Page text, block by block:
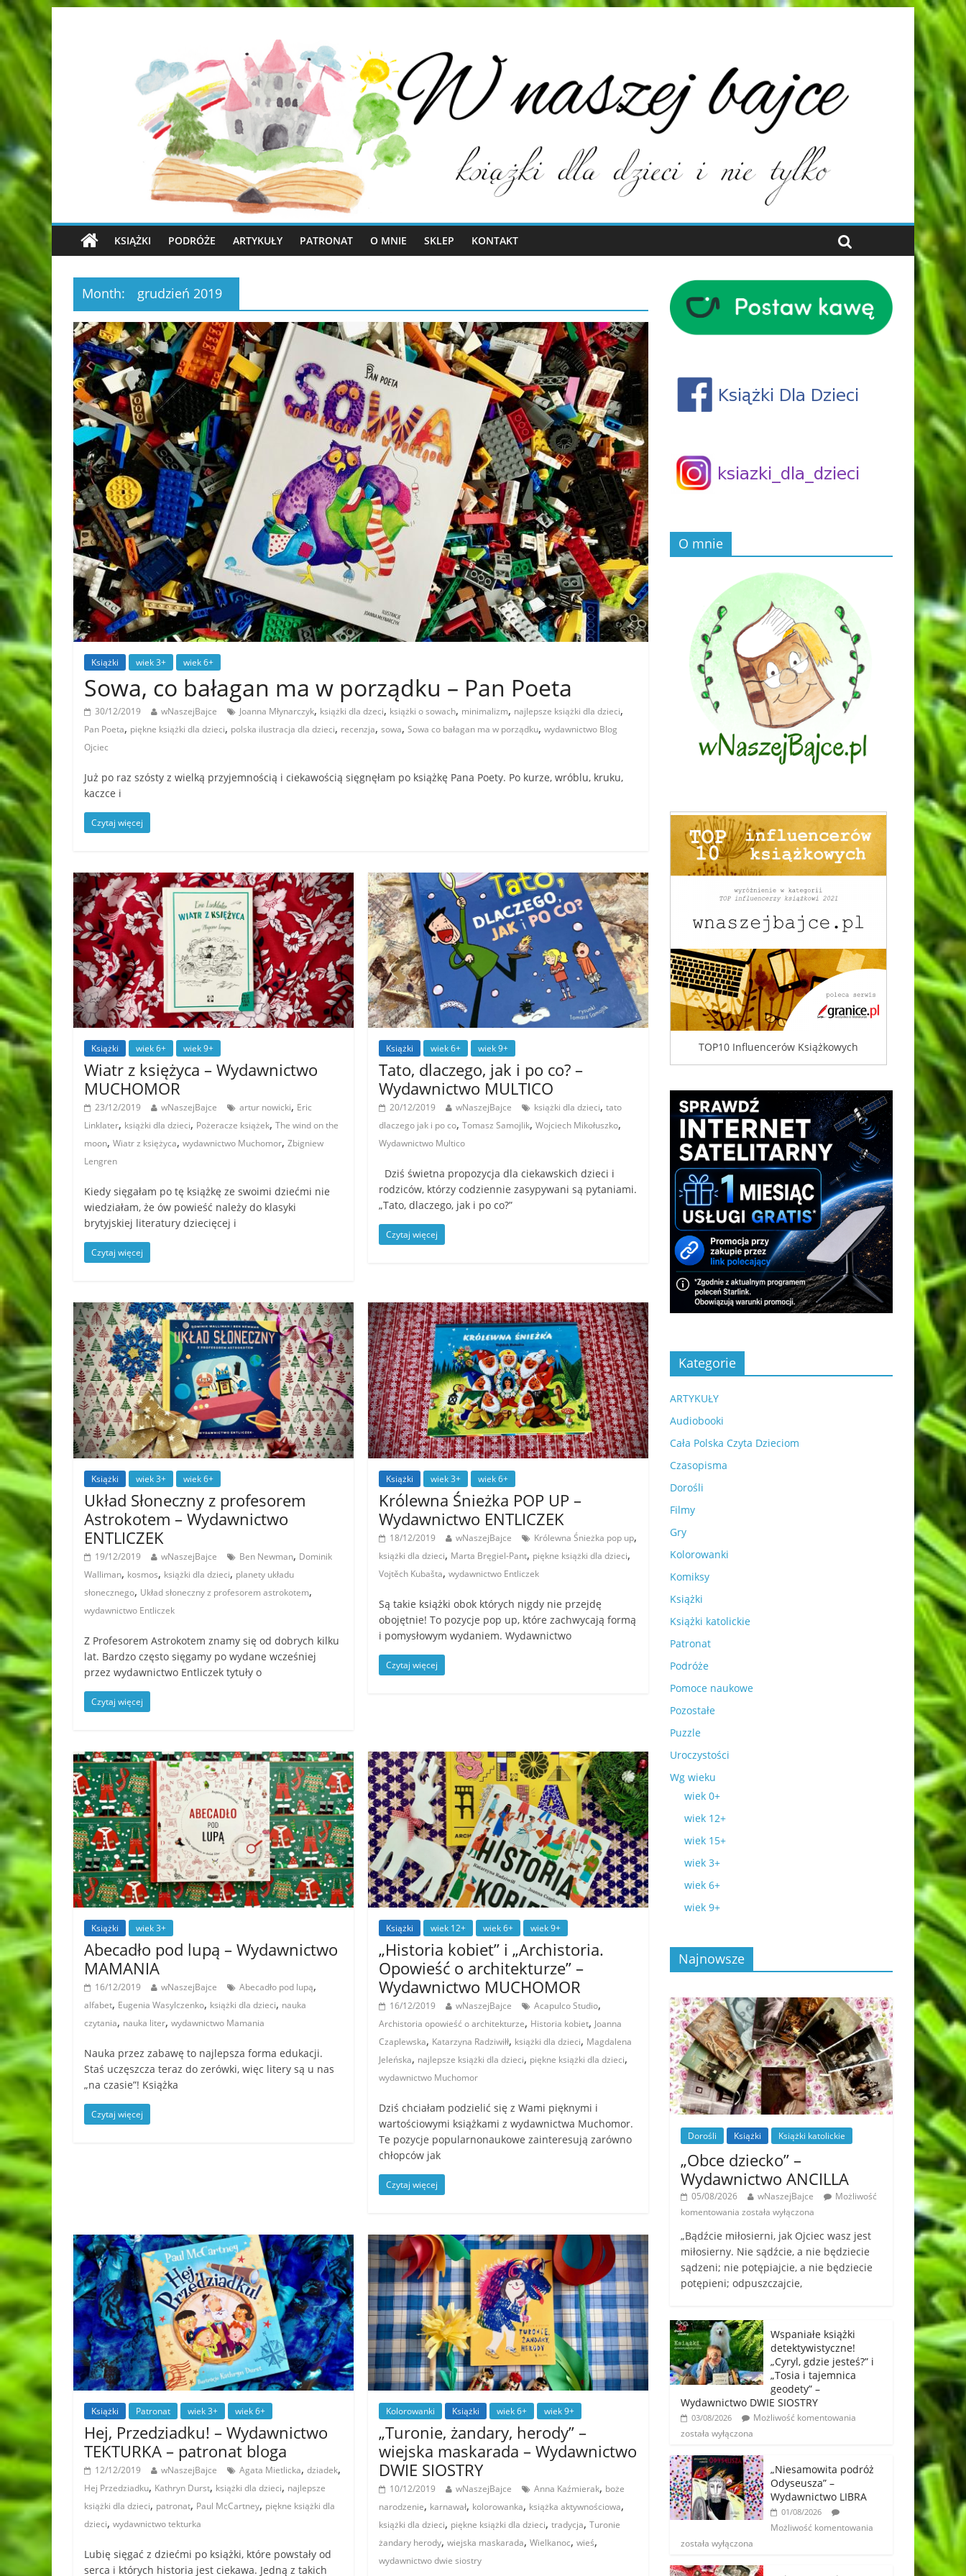
KSIĄŻKI PODRÓŻE ARTYKUŁY PATRONAT O MNIE SKLEP KONTAKT
Month: grudzień 2019
Książki wiek 3+ wiek 6+
Sowa, co bałagan ma w porządku – Pan Poeta
30/12/2019 wNaszejBajce Joanna Młynarczyk, książki dla dzeci, książki o sowach, minimalizm, najlepsze książki dla dzieci,
Pan Poeta, piękne książki dla dzieci, polska ilustracja dla dzieci, recenzja, sowa, Sowa co bałagan ma w porządku, wydawnictwo Blog
Ojciec
Już po raz szósty z wielką przyjemnością i ciekawością sięgnęłam po książkę Pana Poety. Po kurze, wróblu, kruku,
kaczce i
Czytaj więcej
Książki wiek 6+ wiek 9+
Wiatr z księżyca – Wydawnictwo
MUCHOMOR
23/12/2019 wNaszejBajce artur nowicki, Eric
Linklater, książki dla dzieci, Pożeracze książek, The wind on the
moon, Wiatr z księżyca, wydawnictwo Muchomor, Zbigniew
Lengren
Kiedy sięgałam po tę książkę ze swoimi dziećmi nie
wiedziałam, że ów powieść należy do klasyki
brytyjskiej literatury dziecięcej i
Czytaj więcej
Książki wiek 6+ wiek 9+
Tato, dlaczego, jak i po co? –
Wydawnictwo MULTICO
20/12/2019 wNaszejBajce książki dla dzieci,tato
dlaczego jak i po co,Tomasz Samojlik,Wojciech Mikołuszko,
Wydawnictwo Multico
Dziś świetna propozycja dla ciekawskich dzieci i
rodziców, którzy codziennie zasypywani są pytaniami.
„Tato, dlaczego, jak i po co?”
Czytaj więcej
Książki wiek 3+ wiek 6+
Układ Słoneczny z profesorem
Astrokotem – Wydawnictwo
ENTLICZEK
19/12/2019 wNaszejBajce Ben Newman, Dominik
Walliman, kosmos, książki dla dzieci, planety układu
słonecznego, Układ słoneczny z profesorem astrokotem,
wydawnictwo Entliczek
Z Profesorem Astrokotem znamy się od dobrych kilku
lat. Bardzo często sięgamy po wydane wcześniej
przez wydawnictwo Entliczek tytuły o
Czytaj więcej
Książki wiek 3+ wiek 6+
Królewna Śnieżka POP UP –
Wydawnictwo ENTLICZEK
18/12/2019 wNaszejBajce Królewna Śnieżka pop up,
książki dla dzieci, Marta Bręgiel-Pant, piękne książki dla dzieci,
Vojtěch Kubašta,wydawnictwo Entliczek
Są takie książki obok których nigdy nie przejdę
obojętnie! To pozycje pop up, które zachwycają formą
i pomysłowym wydaniem. Wydawnictwo
Czytaj więcej
Książki wiek 3+
Abecadło pod lupą – Wydawnictwo
MAMANIA
16/12/2019 wNaszejBajce Abecadło pod lupą,
alfabet, Eugenia Wasylczenko, książki dla dzieci, nauka
czytania, nauka liter, wydawnictwo Mamania
Nauka przez zabawę to najlepsza forma edukacji.
Staś uczęszcza teraz do zerówki, więc litery są u nas
„na czasie”! Książka
Czytaj więcej
Książki wiek 12+ wiek 6+ wiek 9+
„Historia kobiet” i „Archistoria.
Opowieść o architekturze” –
Wydawnictwo MUCHOMOR
16/12/2019 wNaszejBajce Acapulco Studio,
Archistoria opowieść o architekturze, Historia kobiet, Joanna
Czaplewska, Katarzyna Radziwiłł, książki dla dzieci, Magdalena
Jeleńska, najlepsze książki dla dzieci, piękne książki dla dzieci,
wydawnictwo Muchomor
Dziś chciałam podzielić się z Wami pięknymi i
wartościowymi książkami z wydawnictwa Muchomor.
Te pozycje popularnonaukowe zainteresują zarówno
chłopców jak
Czytaj więcej
Książki Patronat wiek 3+ wiek 6+
Hej, Przedziadku! – Wydawnictwo
TEKTURKA – patronat bloga
12/12/2019 wNaszejBajce Agata Mietlicka, dziadek,
Hej Przedziadku, Kathryn Durst, książki dla dzieci, najlepsze
książki dla dzieci, patronat, Paul McCartney, piękne książki dla
dzieci, wydawnictwo tekturka
Lubię sięgać z dziećmi po książki, które powstały od
serca i których historia jest ciekawa. Jedną z takich
Kolorowanki Książki wiek 6+ wiek 9+
„Turonie, żandary, herody” –
wiejska maskarada – Wydawnictwo
DWIE SIOSTRY
10/12/2019 wNaszejBajce Anna Kaźmierak, boże
narodzenie, karnawał, kolorowanka, książka aktywnościowa,
książki dla dzieci, piękne książki dla dzieci,tradycja,Turonie
żandary herody,wiejska maskarada,Wielkanoc,wieś,
wydawnictwo dwie siostry
O mnie
TOP10 Influencerów Książkowych
Kategorie
ARTYKUŁY
Audiobooki
Cała Polska Czyta Dzieciom
Czasopisma
Dorośli
Filmy
Gry
Kolorowanki
Komiksy
Książki
Książki katolickie
Patronat
Podróże
Pomoce naukowe
Pozostałe
Puzzle
Uroczystości
Wg wieku
wiek 0+
wiek 12+
wiek 15+
wiek 3+
wiek 6+
wiek 9+
Najnowsze
Dorośli Książki Książki katolickie
„Obce dziecko” –
Wydawnictwo ANCILLA
05/08/2026 wNaszejBajce
Możliwość
komentowania została wyłączona
„Bądźcie miłosierni, jak Ojciec wasz jest
miłosierny. Nie sądźcie, a nie będziecie
sądzeni; nie potępiajcie, a nie będziecie
potępieni; odpuszczajcie,
Wspaniałe książki
detektywistyczne!
„Cyryl, gdzie jesteś?” i
„Tosia i tajemnica
geodety” –
Wydawnictwo DWIE SIOSTRY
03/08/2026
Możliwość komentowania
została wyłączona
„Niesamowita podróż
Odyseusza” –
Wydawnictwo LIBRA
01/08/2026
Możliwość komentowania
została wyłączona